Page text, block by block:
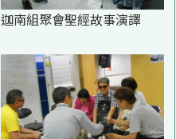
迦南組聚會聖經故事演譯